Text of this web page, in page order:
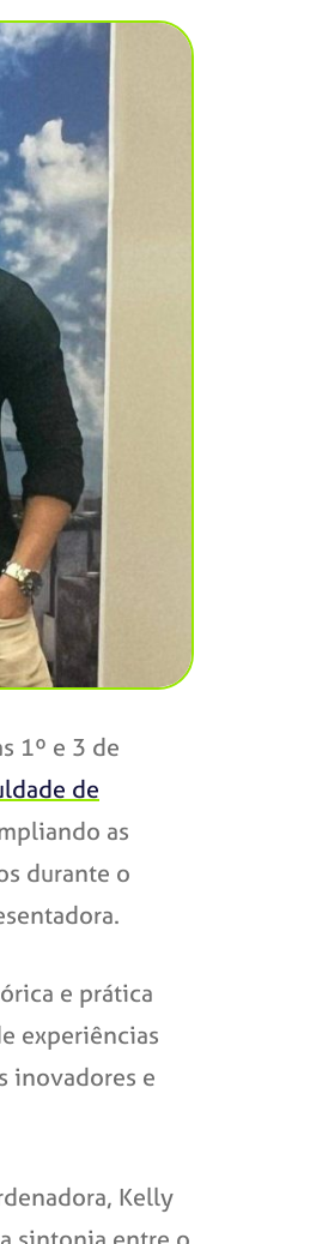
1º e 3 de
de
as
durante o
e prática
experiências
inovadores e
Kelly